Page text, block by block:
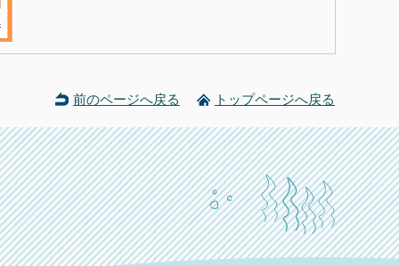
前のページへ戻る トップページへ戻る